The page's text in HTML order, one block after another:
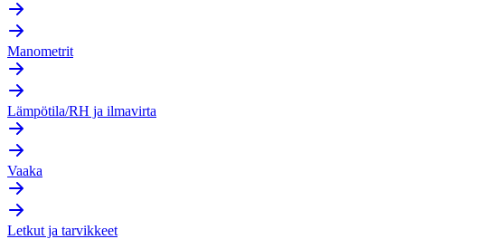
Manometrit
Lämpötila/RH ja ilmavirta
Vaaka
Letkut ja tarvikkeet